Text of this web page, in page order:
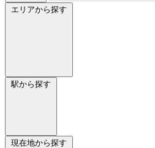
エリアから探す
駅から探す
現在地から探す